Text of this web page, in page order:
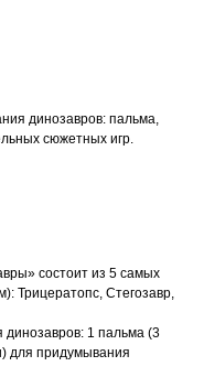
динозавров: пальма,
сюжетных игр.
состоит из 5 самых
Трицератопс, Стегозавр,
1 пальма (3
для придумывания